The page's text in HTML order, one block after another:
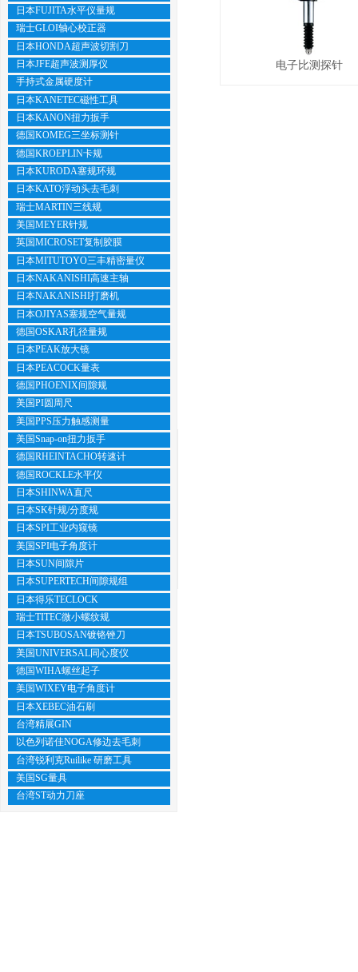
电子比测探针
日本FUJITA水平仪量规
瑞士GLOI轴心校正器
日本HONDA超声波切割刀
日本JFE超声波测厚仪
手持式金属硬度计
日本KANETEC磁性工具
日本KANON扭力扳手
德国KOMEG三坐标测针
德国KROEPLIN卡规
日本KURODA塞规环规
日本KATO浮动头去毛刺
瑞士MARTIN三线规
美国MEYER针规
英国MICROSET复制胶膜
日本MITUTOYO三丰精密量仪
日本NAKANISHI高速主轴
日本NAKANISHI打磨机
日本OJIYAS塞规空气量规
德国OSKAR孔径量规
日本PEAK放大镜
日本PEACOCK量表
德国PHOENIX间隙规
美国PI圆周尺
美国PPS压力触感测量
美国Snap-on扭力扳手
德国RHEINTACHO转速计
德国ROCKLE水平仪
日本SHINWA直尺
日本SK针规/分度规
日本SPI工业内窥镜
美国SPI电子角度计
日本SUN间隙片
日本SUPERTECH间隙规组
日本得乐TECLOCK
瑞士TITEC微小螺纹规
日本TSUBOSAN镀铬锉刀
美国UNIVERSAL同心度仪
德国WIHA螺丝起子
美国WIXEY电子角度计
日本XEBEC油石刷
台湾精展GIN
以色列诺佳NOGA修边去毛刺
台湾锐利克Ruilike 研磨工具
美国SG量具
台湾ST动力刀座